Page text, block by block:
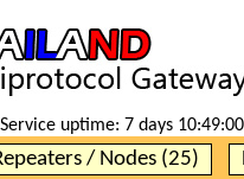
uptime: 7 days 10:49:00
/ Nodes (25)